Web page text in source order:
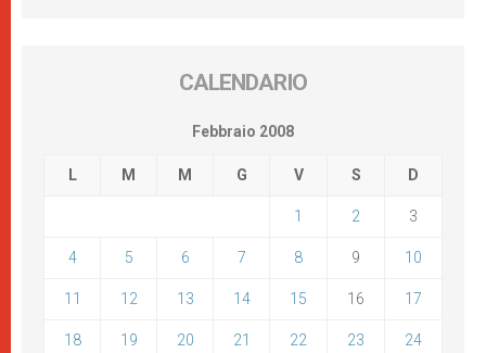
CALENDARIO
Febbraio 2008
L M M G V S D
1 2 3
4 5 6 7 8 9 10
11 12 13 14 15 16 17
18 19 20 21 22 23 24